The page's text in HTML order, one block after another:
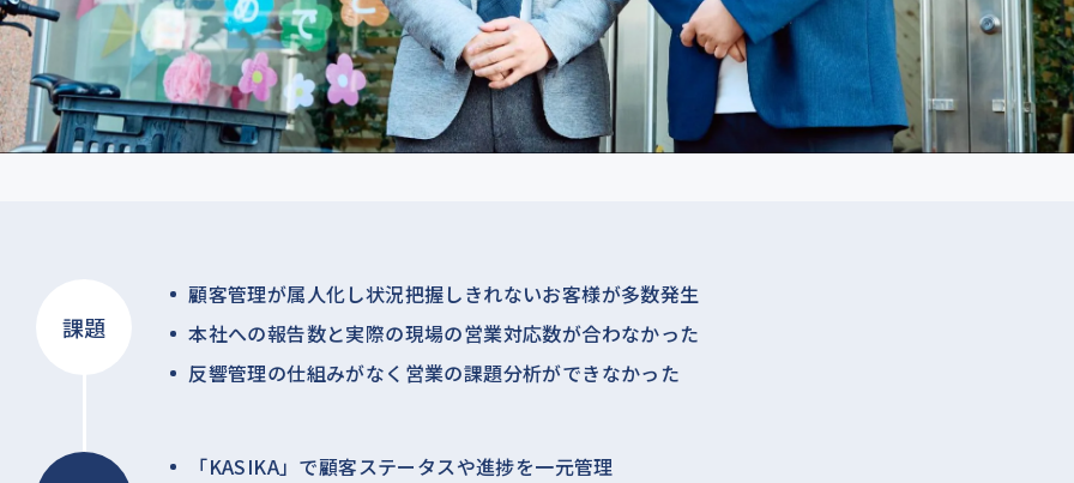
課題
顧客管理が属人化し状況把握しきれないお客様が多数発生
本社への報告数と実際の現場の営業対応数が合わなかった
反響管理の仕組みがなく営業の課題分析ができなかった
「KASIKA」で顧客ステータスや進捗を一元管理